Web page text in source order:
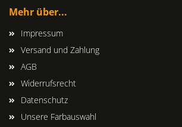
Mehr über...
Impressum
Versand und Zahlung
AGB
Widerrufsrecht
Datenschutz
Unsere Farbauswahl